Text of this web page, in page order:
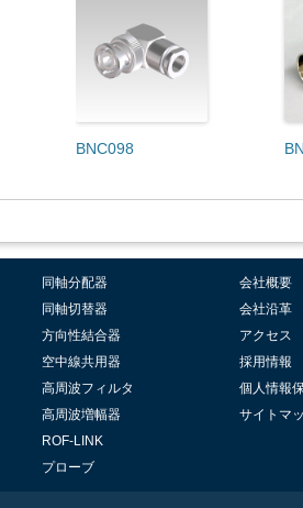
BNC098
同軸分配器
同軸切替器
方向性結合器
空中線共用器
高周波フィルタ
高周波増幅器
ROF-LINK
プローブ
会社概要
会社沿革
アクセス
採用情報
個人情報
サイトマ